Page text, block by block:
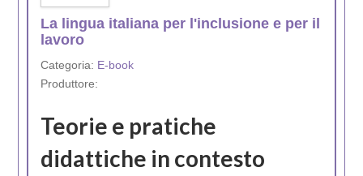
La lingua italiana per l'inclusione e per il
lavoro
Categoria: E-book
Produttore:
Teorie e pratiche
didattiche in contesto